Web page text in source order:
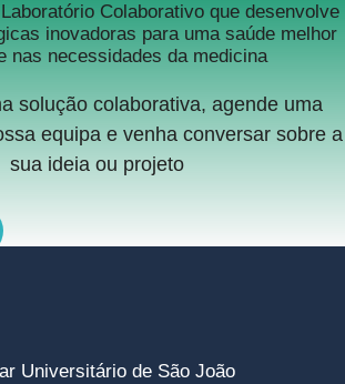
Colaborativo que desenvolve
inovadoras para uma saúde melhor
nas necessidades da medicina
solução colaborativa, agende uma
equipa e venha conversar sobre a
sua ideia ou projeto
Universitário de São João